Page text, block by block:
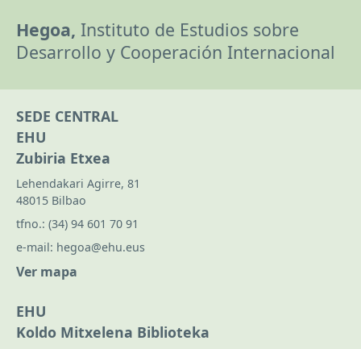
Hegoa, Instituto de Estudios sobre
Desarrollo y Cooperación Internacional
SEDE CENTRAL
EHU
Zubiria Etxea
Lehendakari Agirre, 81
48015 Bilbao
tfno.: (34) 94 601 70 91
e-mail: hegoa@ehu.eus
Ver mapa
EHU
Koldo Mitxelena Biblioteka